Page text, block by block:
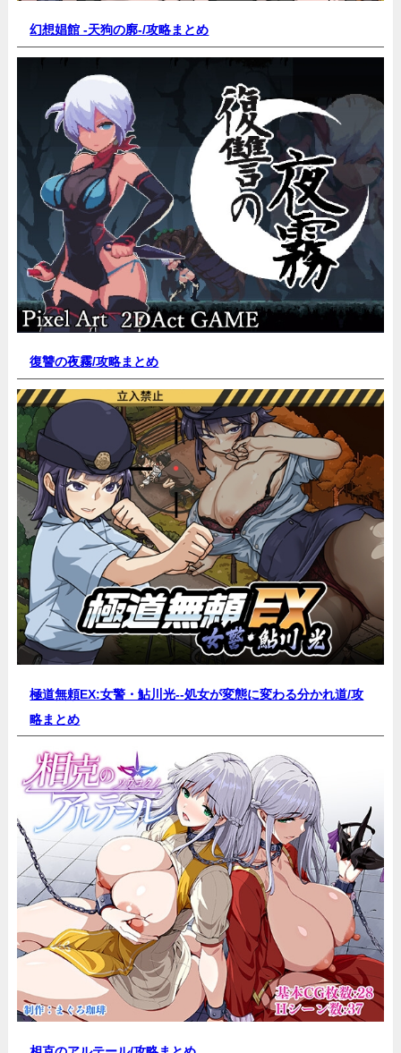
幻想娼館 -天狗の廓-/攻略まとめ
復讐の夜霧/攻略まとめ
極道無頼EX:女警・鮎川光--処女が変態に変わる分かれ道/攻
略まとめ